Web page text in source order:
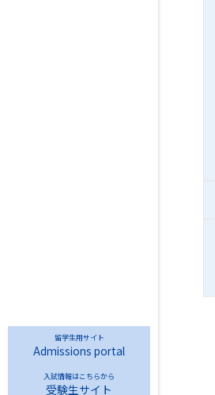
留学生用サイト
Admissions portal
入試情報はこちらから
受験生サイト